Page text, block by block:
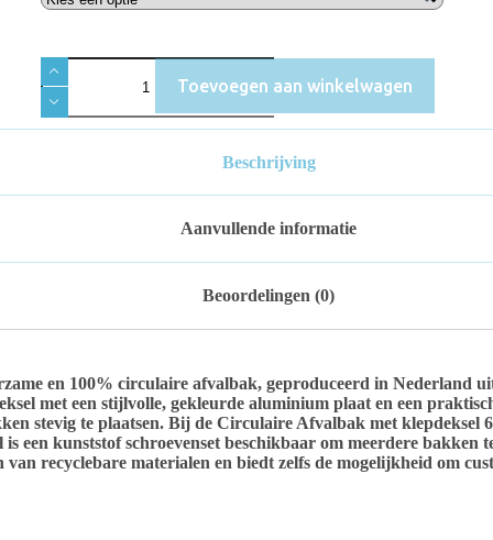
Toevoegen aan winkelwagen
Beschrijving
Aanvullende informatie
Beoordelingen (0)
en 100% circulaire afvalbak, geproduceerd in Nederland
met een stijlvolle, gekleurde aluminium plaat en een
stevig te plaatsen. Bij de Circulaire Afvalbak met klepdeksel
een kunststof schroevenset beschikbaar om meerdere bakken
recyclebare materialen en biedt zelfs de mogelijkheid om